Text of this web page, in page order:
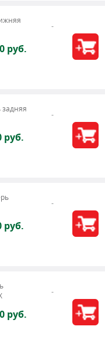
руб.
задняя
руб.
руб.
руб.